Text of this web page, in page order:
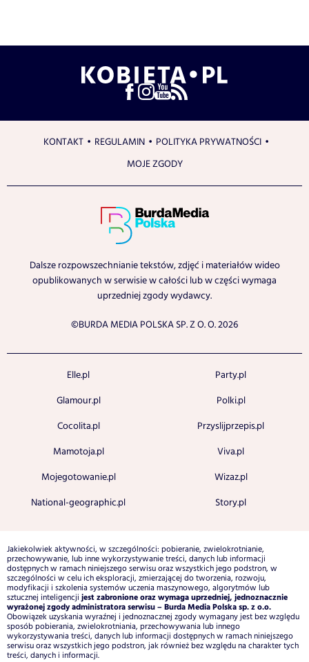
KONTAKT REGULAMIN
POLITYKA PRYWATNOŚCI
MOJE ZGODY
Dalsze rozpowszechnianie tekstów, zdjęć i materiałów wideo
opublikowanych w serwisie w całości lub w części wymaga
uprzedniej zgody wydawcy.
©BURDA MEDIA POLSKA SP. Z O. O. 2026
Elle.pl
Glamour.pl
Cocolita.pl
Mamotoja.pl
Mojegotowanie.pl
National-geographic.pl
Party.pl
Polki.pl
Przyslijprzepis.pl
Viva.pl
Wizaz.pl
Story.pl
Jakiekolwiek aktywności, w szczególności: pobieranie, zwielokrotnianie,
przechowywanie, lub inne wykorzystywanie treści, danych lub informacji
dostępnych w ramach niniejszego serwisu oraz wszystkich jego podstron, w
szczególności w celu ich eksploracji, zmierzającej do tworzenia, rozwoju,
modyfikacji i szkolenia systemów uczenia maszynowego, algorytmów lub
sztucznej inteligencji jest zabronione oraz wymaga uprzedniej, jednoznacznie
wyrażonej zgody administratora serwisu – Burda Media Polska sp. z o.o.
Obowiązek uzyskania wyraźnej i jednoznacznej zgody wymagany jest bez względu
sposób pobierania, zwielokrotniania, przechowywania lub innego
wykorzystywania treści, danych lub informacji dostępnych w ramach niniejszego
serwisu oraz wszystkich jego podstron, jak również bez względu na charakter tych
treści, danych i informacji.